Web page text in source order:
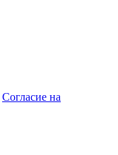
Согласие на